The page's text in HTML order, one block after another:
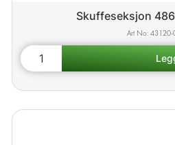
Skuffeseksjon
43120-